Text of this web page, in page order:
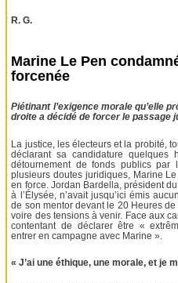
R. G.
Marine Le Pen
forcenée
Piétinant l’exigence morale qu’elle
droite a décidé de forcer le passage
La justice, les électeurs et la probité,
déclarant sa candidature quelques
détournement de fonds publics par
plusieurs doutes juridiques, Marine
en force. Jordan Bardella, président
à l’Élysée, n’avait jusqu’ici émis
de son mentor devant le 20 Heures
voire des tensions à venir. Face aux
contentant de déclarer être «
entrer en campagne avec Marine ».
« J’ai une éthique, une morale, et je